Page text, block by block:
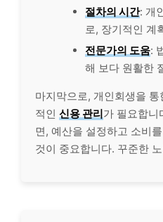
절차의 시간: 개
로, 장기적인 계
전문가의 도움:
해 보다 원활한
마지막으로, 개인회생을
적인 신용 관리가 필요합니
면, 예산을 설정하고 소비
것이 중요합니다. 꾸준한